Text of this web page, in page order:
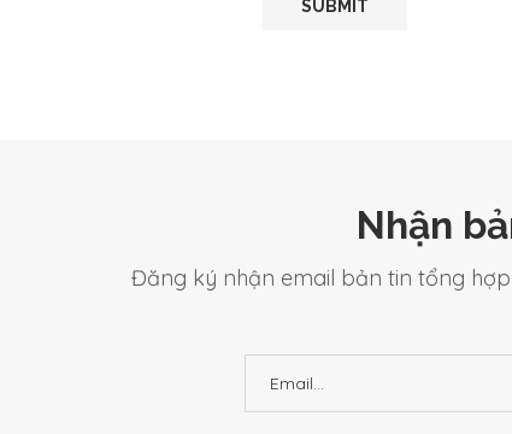
Nhận
Đăng ký nhận email bản tin tổng